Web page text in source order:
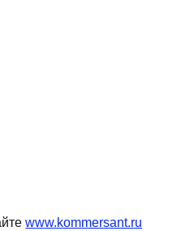
www.kommersant.ru